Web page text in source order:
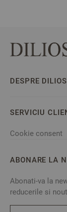
DESPRE DILIOS
SERVICIU
Cookie consent
ABONARE LA
Abonati-va la
reducerile si